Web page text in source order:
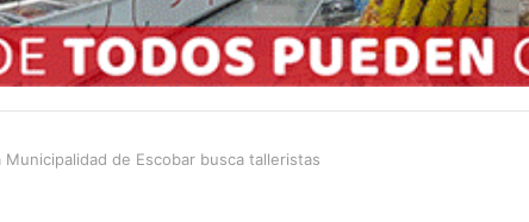
Municipalidad de Escobar busca talleristas